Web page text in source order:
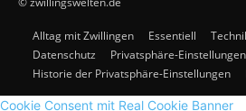
Alltag mit Zwillingen Essentiell
Datenschutz
Privatsphäre-
Historie der Privatsphäre-Einstellungen
Cookie Consent mit Real Cookie Banner